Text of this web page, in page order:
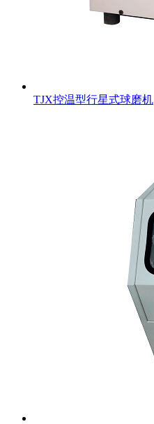
TJX控温型行星式球磨机